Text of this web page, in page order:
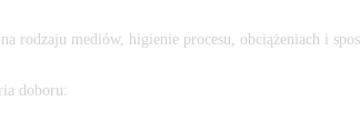
rodzaju mediów, higienie procesu, obciążeniach i
doboru: